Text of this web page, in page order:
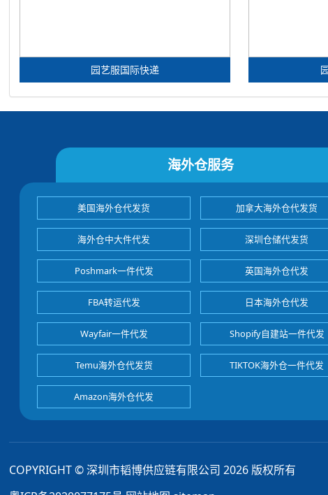
园艺服国际快递
海外仓服务
美国海外仓代发货 加拿大海外仓代发货
海外仓中大件代发 深圳仓储代发货
Poshmark一件代发 英国海外仓代发
FBA转运代发 日本海外仓代发
Wayfair一件代发 Shopify自建站一件代发
Temu海外仓代发货 TIKTOK海外仓一件代发
Amazon海外仓代发
COPYRIGHT © 深圳市韬博供应链有限公司 2026 版权所有